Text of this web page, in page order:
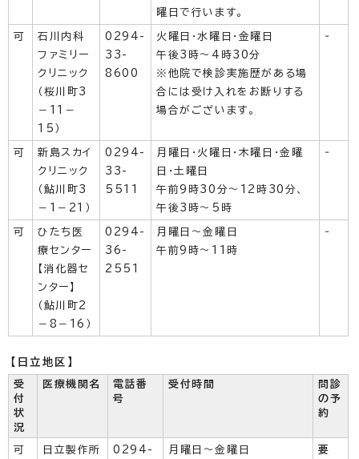
曜日で行います。
可
石川内科
ファミリー
クリニック
（桜川町3
－11－
15）
0294-
33-
8600
火曜日・水曜日・金曜日
午後3時～4時30分
※他院で検診実施歴がある場
合には受け入れをお断りする
場合がございます。
‐
可
新島スカイ
クリニック
（鮎川町3
－1－21）
0294-
33-
5511
月曜日・火曜日・木曜日・金曜
日・土曜日
午前9時30分～12時30分、
午後3時～5時
‐
可
ひたち医
療センター
【消化器セ
ンター】
（鮎川町2
－8－16）
0294-
36-
2551
月曜日～金曜日
午前9時～11時
‐
【日立地区】
受
付
状
況
医療機関名
電話番
号
受付時間
問診
の予
約
可 日立製作所 0294- 月曜日～金曜日 要